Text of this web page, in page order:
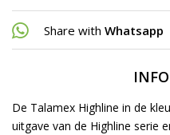
Share with Whatsapp
De Talamex Highline in de
uitgave van de Highline serie